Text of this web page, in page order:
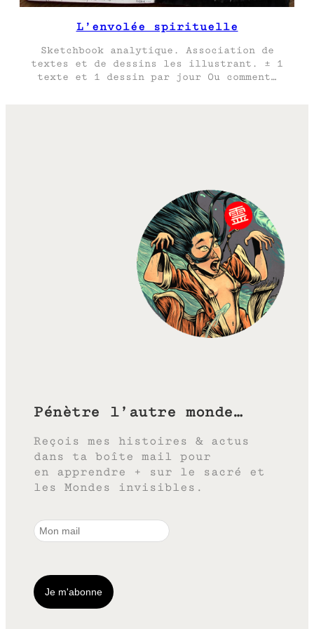
L’envolée spirituelle
Sketchbook analytique. Association de
textes et de dessins les illustrant. ± 1
texte et 1 dessin par jour Ou comment…
Pénètre l’autre monde…
Reçois mes histoires & actus
dans ta boîte mail pour
en apprendre + sur le sacré et
les Mondes invisibles.